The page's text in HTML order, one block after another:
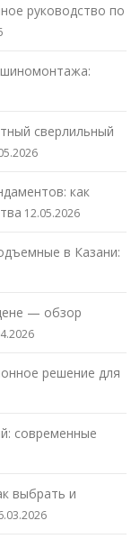
руководство по
сверлильный
как
12.05.2026
в Казани:
— обзор
решение для
современные
выбрать и